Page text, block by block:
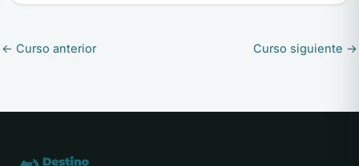
← Curso anterior Curso siguiente →